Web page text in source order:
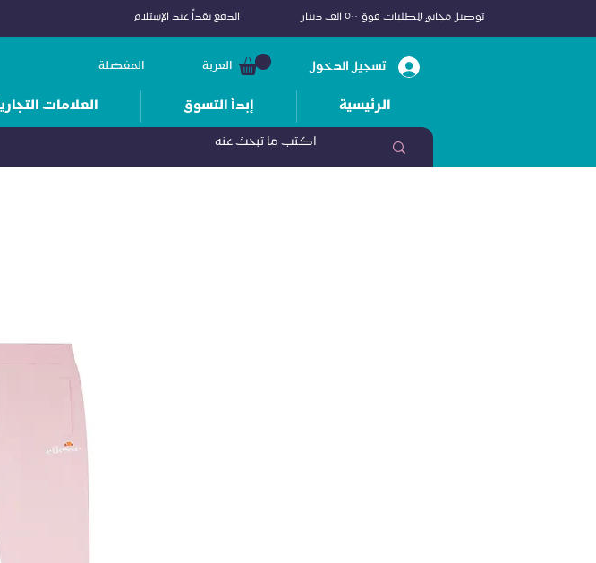
الدفع نقداً عند الإستلام توصيل مجاني للطلبات فوق ٥٠٠ الف دينار
المفضلة العربة تسجيل الدخول
العلامات إبدأ التسوق الرئيسية